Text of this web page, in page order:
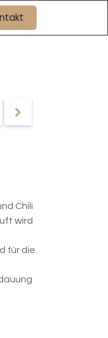
Chili
wird
für die